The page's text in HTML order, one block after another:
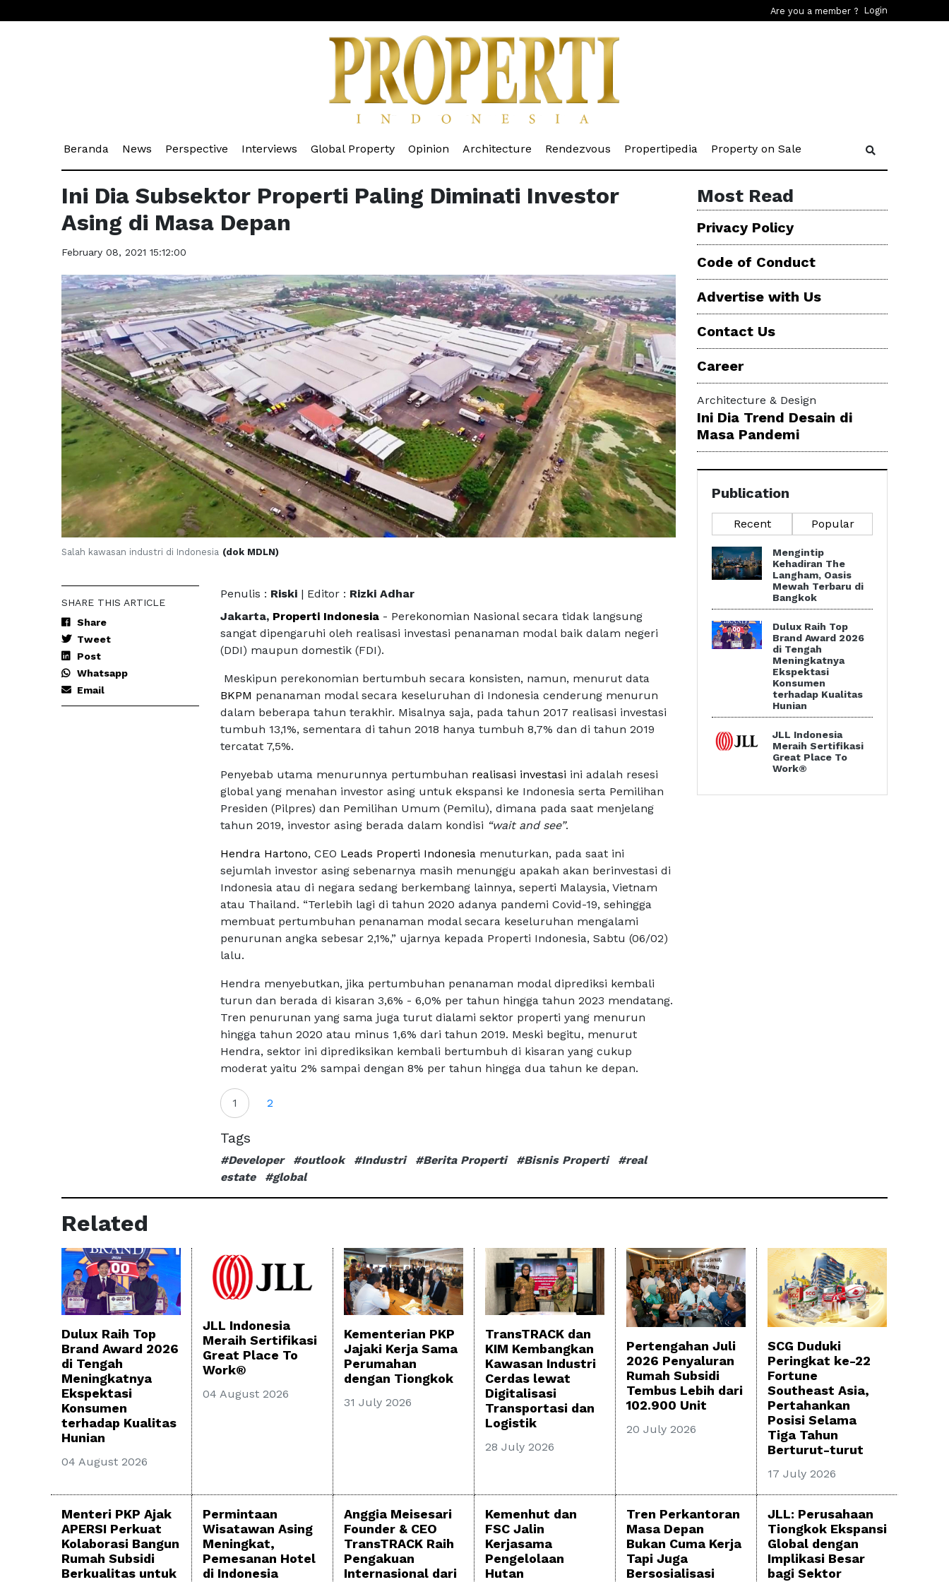
Are you a member ? Login
Beranda (current)
News (current)
Perspective (current)
Interviews (current)
Global Property(current)
Opinion (current)
Architecture (current)
Rendezvous (current)
Propertipedia (current)
Property on Sale
Ini Dia Subsektor Properti Paling Diminati Investor
Asing di Masa Depan
February 08, 2021 15:12:00
Salah kawasan industri di Indonesia (dok MDLN)
SHARE THIS ARTICLE
Share
Tweet
Post
Whatsapp
Email
Penulis : Riski | Editor : Rizki Adhar
Jakarta, Properti Indonesia - Perekonomian Nasional secara tidak langsung
sangat dipengaruhi oleh realisasi investasi penanaman modal baik dalam negeri
(DDI) maupun domestik (FDI).
Meskipun perekonomian bertumbuh secara konsisten, namun, menurut data
BKPM penanaman modal secara keseluruhan di Indonesia cenderung menurun
dalam beberapa tahun terakhir. Misalnya saja, pada tahun 2017 realisasi investasi
tumbuh 13,1%, sementara di tahun 2018 hanya tumbuh 8,7% dan di tahun 2019
tercatat 7,5%.
Penyebab utama menurunnya pertumbuhan realisasi investasi ini adalah resesi
global yang menahan investor asing untuk ekspansi ke Indonesia serta Pemilihan
Presiden (Pilpres) dan Pemilihan Umum (Pemilu), dimana pada saat menjelang
tahun 2019, investor asing berada dalam kondisi “wait and see”.
Hendra Hartono, CEO Leads Properti Indonesia menuturkan, pada saat ini
sejumlah investor asing sebenarnya masih menunggu apakah akan berinvestasi di
Indonesia atau di negara sedang berkembang lainnya, seperti Malaysia, Vietnam
atau Thailand. “Terlebih lagi di tahun 2020 adanya pandemi Covid-19, sehingga
membuat pertumbuhan penanaman modal secara keseluruhan mengalami
penurunan angka sebesar 2,1%,” ujarnya kepada Properti Indonesia, Sabtu (06/02)
lalu.
Hendra menyebutkan, jika pertumbuhan penanaman modal diprediksi kembali
turun dan berada di kisaran 3,6% - 6,0% per tahun hingga tahun 2023 mendatang.
Tren penurunan yang sama juga turut dialami sektor properti yang menurun
hingga tahun 2020 atau minus 1,6% dari tahun 2019. Meski begitu, menurut
Hendra, sektor ini diprediksikan kembali bertumbuh di kisaran yang cukup
moderat yaitu 2% sampai dengan 8% per tahun hingga dua tahun ke depan.
1 2
Tags
#Developer #outlook #Industri #Berita Properti #Bisnis Properti
#real
estate
#global
Most Read
Privacy Policy
Code of Conduct
Advertise with Us
Contact Us
Career
Architecture & Design
Ini Dia Trend Desain di
Masa Pandemi
Publication
Recent Popular
Mengintip
Kehadiran The
Langham, Oasis
Mewah Terbaru di
Bangkok
Dulux Raih Top
Brand Award 2026
di Tengah
Meningkatnya
Ekspektasi
Konsumen
terhadap Kualitas
Hunian
JLL Indonesia
Meraih Sertifikasi
Great Place To
Work®
Related
Dulux Raih Top
Brand Award 2026
di Tengah
Meningkatnya
Ekspektasi
Konsumen
terhadap Kualitas
Hunian
04 August 2026
JLL Indonesia
Meraih Sertifikasi
Great Place To
Work®
04 August 2026
Kementerian PKP
Jajaki Kerja Sama
Perumahan
dengan Tiongkok
31 July 2026
TransTRACK dan
KIM Kembangkan
Kawasan Industri
Cerdas lewat
Digitalisasi
Transportasi dan
Logistik
28 July 2026
Pertengahan Juli
2026 Penyaluran
Rumah Subsidi
Tembus Lebih dari
102.900 Unit
20 July 2026
SCG Duduki
Peringkat ke-22
Fortune
Southeast Asia,
Pertahankan
Posisi Selama
Tiga Tahun
Berturut-turut
17 July 2026
Menteri PKP Ajak
APERSI Perkuat
Kolaborasi Bangun
Rumah Subsidi
Berkualitas untuk
Permintaan
Wisatawan Asing
Meningkat,
Pemesanan Hotel
di Indonesia
Anggia Meisesari
Founder & CEO
TransTRACK Raih
Pengakuan
Internasional dari
Kemenhut dan
FSC Jalin
Kerjasama
Pengelolaan
Hutan
Tren Perkantoran
Masa Depan
Bukan Cuma Kerja
Tapi Juga
Bersosialisasi
JLL: Perusahaan
Tiongkok Ekspansi
Global dengan
Implikasi Besar
bagi Sektor